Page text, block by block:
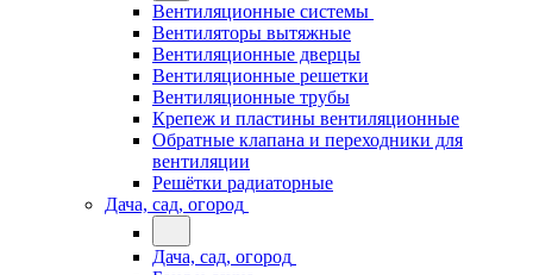
Вентиляционные системы
Вентиляторы вытяжные
Вентиляционные дверцы
Вентиляционные решетки
Вентиляционные трубы
Крепеж и пластины вентиляционные
Обратные клапана и переходники для
вентиляции
Решётки радиаторные
Дача, сад, огород
Дача, сад, огород